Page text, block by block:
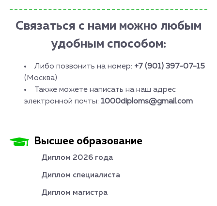
Связаться с нами можно любым
удобным способом:
Либо позвонить на номер: +7 (901) 397-07-15
(Москва)
Также можете написать на наш адрес
электронной почты: 1000diploms@gmail.com
Высшее образование
Диплом 2026 года
Диплом специалиста
Диплом магистра